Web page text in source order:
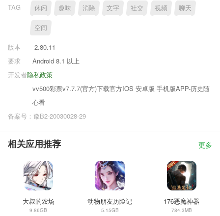
TAG 休闲 趣味 消除 文字 社交 视频 聊天
空间
版本
2.80.11
要求
Android 8.1 以上
隐私政策
开发者
vv500彩票v7.7.7(官方)下载官方IOS 安卓版 手机版APP-历史随
心看
备案号：豫B2-20030028-29
相关应用推荐 更多
大叔的农场
9.86GB
动物朋友历险记
5.15GB
176恶魔神器
784.3MB